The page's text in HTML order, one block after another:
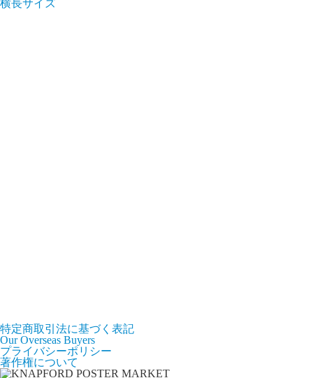
横長サイズ
特定商取引法に基づく表記
Our Overseas Buyers
プライバシーポリシー
著作権について